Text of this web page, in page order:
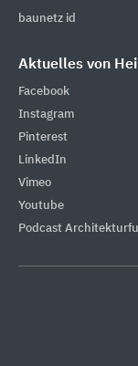
baunetz id
Aktuelles von
Facebook
Instagram
Pinterest
LinkedIn
Vimeo
Youtube
Podcast